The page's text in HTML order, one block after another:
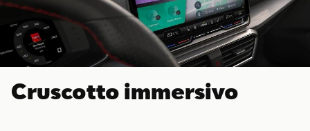
Cruscotto immersivo